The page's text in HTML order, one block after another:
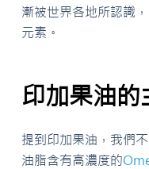
漸被世界各地所認識
元素。
印加果油
提到印加果油，我們
油脂含有高濃度的